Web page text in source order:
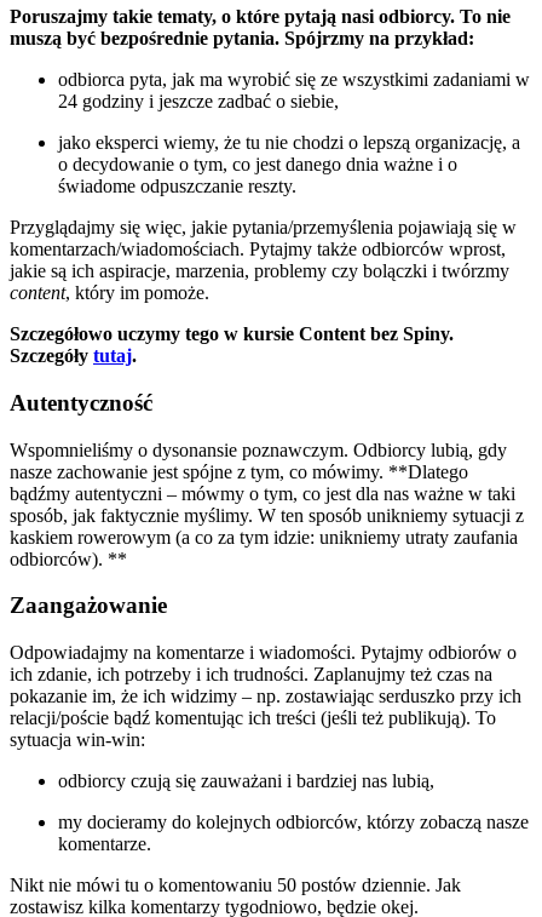
Poruszajmy takie tematy, o które pytają nasi odbiorcy. To nie
muszą być bezpośrednie pytania. Spójrzmy na przykład:
odbiorca pyta, jak ma wyrobić się ze wszystkimi zadaniami w
24 godziny i jeszcze zadbać o siebie,
jako eksperci wiemy, że tu nie chodzi o lepszą organizację, a
o decydowanie o tym, co jest danego dnia ważne i o
świadome odpuszczanie reszty.
Przyglądajmy się więc, jakie pytania/przemyślenia pojawiają się w
komentarzach/wiadomościach. Pytajmy także odbiorców wprost,
jakie są ich aspiracje, marzenia, problemy czy bolączki i twórzmy
content, który im pomoże.
Szczegółowo uczymy tego w kursie Content bez Spiny.
Szczegóły tutaj.
Autentyczność
Wspomnieliśmy o dysonansie poznawczym. Odbiorcy lubią, gdy
nasze zachowanie jest spójne z tym, co mówimy. **Dlatego
bądźmy autentyczni – mówmy o tym, co jest dla nas ważne w taki
sposób, jak faktycznie myślimy. W ten sposób unikniemy sytuacji z
kaskiem rowerowym (a co za tym idzie: unikniemy utraty zaufania
odbiorców). **
Zaangażowanie
Odpowiadajmy na komentarze i wiadomości. Pytajmy odbiorów o
ich zdanie, ich potrzeby i ich trudności. Zaplanujmy też czas na
pokazanie im, że ich widzimy – np. zostawiając serduszko przy ich
relacji/poście bądź komentując ich treści (jeśli też publikują). To
sytuacja win-win:
odbiorcy czują się zauważani i bardziej nas lubią,
my docieramy do kolejnych odbiorców, którzy zobaczą nasze
komentarze.
Nikt nie mówi tu o komentowaniu 50 postów dziennie. Jak
zostawisz kilka komentarzy tygodniowo, będzie okej.